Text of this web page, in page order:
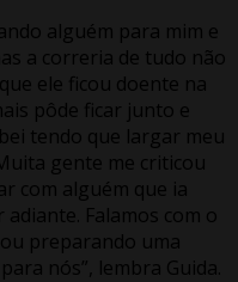
alguém para mim e
a correria de tudo não
ele ficou doente na
pôde ficar junto e
tendo que largar meu
gente me criticou
com alguém que ia
Falamos com o
preparando uma
nós”, lembra Guida.